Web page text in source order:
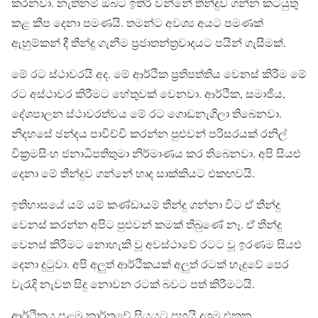
කළ කීප දෙනා පමණයි. තමන්ට අවශ්‍ය අයට පමණක්
ඇහුම්කන් දී තීන්දු ගැනීම ප්‍රජාතන්ත්‍රවාදයට පයින් ගැසීමක්.
මේ රට ස්ථාවරයි අද. මේ ආර්ථික ප්‍රතිපත්තිය වෙනස් කිරීම මේ
රට අස්ථාවර කිරීමට හේතුවක් වෙනවා. ආර්ථික, සමාජීය,
දේශපාලන ස්ථාවරත්වය මේ රට ගොඩනැගිලා තිබෙනවා.
නිදහසේ ඡන්දය පාවිච්චි කරන්න පුළුවන් පරිසරයක් රනිල්
වික්‍රමසිංහ ජනාධිපතිතුමා නිර්මාණය කර තිබෙනවා. අපි සියළු
දෙනා මේ තීන්දුව ගන්නේ හෘද සාක්කියට එකඟවයි.
ඉතිහාසයේ යම් යම් කණ්ඩායම් තීන්දු ගන්නා විට ඒ තීන්දු
වෙනස් කරන්න අපිට පුළුවන් කමක් තිබුණේ නෑ. ඒ තීන්දු
වෙනස් කිරීමට නොහැකි වූ අවස්ථාවේ රටට වූ ඉරණම සියළු
දෙනා දුටුවා. අපි අලුත් ආර්ථිකයක් අලුත් රටක් හැදුවේ පෙර
වැරැදි නැවත සිදු නොවන රටක් බවට පත් කිරීමටයි.
ආර්ථිකය පළමු කාර්තුවේ සියයට පහයි දශම එකක